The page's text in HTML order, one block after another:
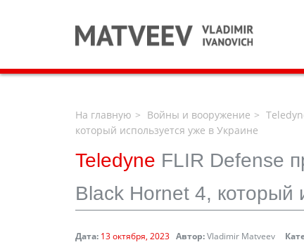
На главную Войны и вооружение
который используется уже в Украине
Teledyne FLIR Defense
Black Hornet 4, который
Дата: 13 октября, 2023 Автор:Vladimir Matveev